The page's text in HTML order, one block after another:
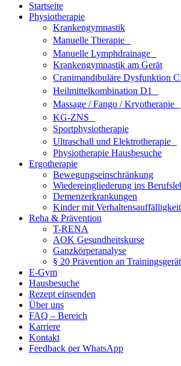
Startseite
Physiotherapie
Krankengymnastik
Manuelle Therapie
Manuelle Lymphdrainage
Krankengymnastik am Gerät
Cranimandibuläre Dysfunktion
Heilmittelkombination D1
Massage / Fango / Kryotherapie
KG-ZNS
Sportphysiotherapie
Ultraschall und Elektrotherapie
Physiotherapie Hausbesuche
Ergotherapie
Bewegungseinschränkung
Wiedereingliederung ins
Demenzerkrankungen
Kinder mit
Reha & Prävention
T-RENA
AOK Gesundheitskurse
Ganzkörperanalyse
§ 20 Prävention an
E-Gym
Hausbesuche
Rezept einsenden
Über uns
FAQ – Bereich
Karriere
Kontakt
Feedback per WhatsApp